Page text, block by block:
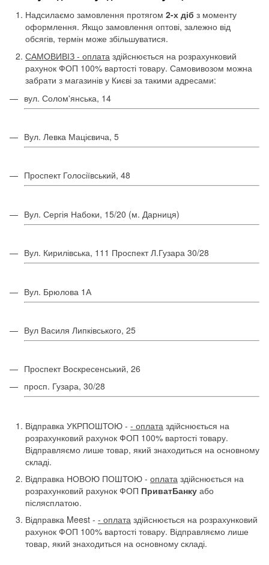
Надсилаємо замовлення протягом 2-х діб з моменту
оформлення. Якщо замовлення оптові, залежно від
обсягів, термін може збільшуватися.
САМОВИВІЗ - оплата здійснюється на розрахунковий
рахунок ФОП 100% вартості товару. Самовивозом можна
забрати з магазинів у Києві за такими адресами:
вул. Солом'янська, 14
Вул. Левка Мацієвича, 5
Проспект Голосіївський, 48
Вул. Сергія Набоки, 15/20 (м. Дарниця)
Вул. Кирилівська, 111 Проспект Л.Гузара 30/28
Вул. Брюлова 1А
Вул Василя Липківського, 25
Проспект Воскресенський, 26
просп. Гузара, 30/28
Відправка УКРПОШТОЮ - - оплата здійснюється на
розрахунковий рахунок ФОП 100% вартості товару.
Відправляємо лише товар, який знаходиться на основному
складі.
Відправка НОВОЮ ПОШТОЮ - оплата здійснюється на
розрахунковий рахунок ФОП ПриватБанку або
післясплатою.
Відправка Meest - - оплата здійснюється на розрахунковий
рахунок ФОП 100% вартості товару. Відправляємо лише
товар, який знаходиться на основному складі.